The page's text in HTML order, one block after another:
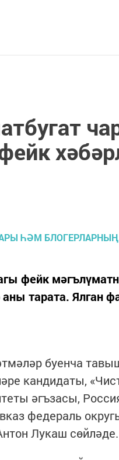
фейк
тарата. Ялган
буенча
кандидаты,
әгъзасы,
федераль
Лукаш сөйләде.